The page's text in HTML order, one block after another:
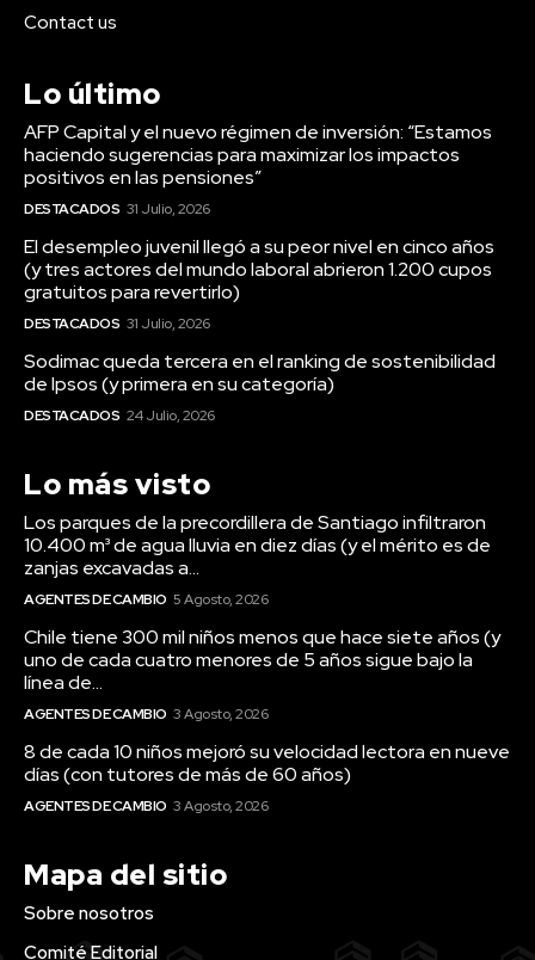
Contact us
Lo último
AFP Capital y el nuevo régimen de inversión: “Estamos
haciendo sugerencias para maximizar los impactos
positivos en las pensiones”
DESTACADOS 31 Julio, 2026
El desempleo juvenil llegó a su peor nivel en cinco años
(y tres actores del mundo laboral abrieron 1.200 cupos
gratuitos para revertirlo)
DESTACADOS 31 Julio, 2026
Sodimac queda tercera en el ranking de sostenibilidad
de Ipsos (y primera en su categoría)
DESTACADOS 24 Julio, 2026
Lo más visto
Los parques de la precordillera de Santiago infiltraron
10.400 m³ de agua lluvia en diez días (y el mérito es de
zanjas excavadas a...
AGENTES DE CAMBIO 5 Agosto, 2026
Chile tiene 300 mil niños menos que hace siete años (y
uno de cada cuatro menores de 5 años sigue bajo la
línea de...
AGENTES DE CAMBIO 3 Agosto, 2026
8 de cada 10 niños mejoró su velocidad lectora en nueve
días (con tutores de más de 60 años)
AGENTES DE CAMBIO 3 Agosto, 2026
Mapa del sitio
Sobre nosotros
Comité Editorial